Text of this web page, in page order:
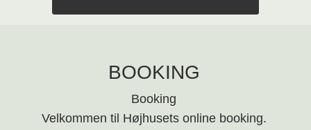
BOOKING
Booking
Velkommen til Højhusets online booking.